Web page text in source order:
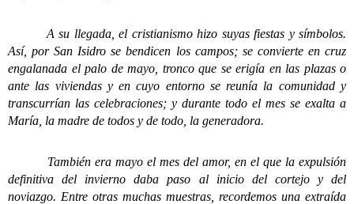
A su llegada, el cristianismo hizo suyas fiestas y símbolos.
Así, por San Isidro se bendicen los campos; se convierte en cruz
engalanada el palo de mayo, tronco que se erigía en las plazas o
ante las viviendas y en cuyo entorno se reunía la comunidad y
transcurrían las celebraciones; y durante todo el mes se exalta a
María, la madre de todos y de todo, la generadora.
También era mayo el mes del amor, en el que la expulsión
definitiva del invierno daba paso al inicio del cortejo y del
noviazgo. Entre otras muchas muestras, recordemos una extraída